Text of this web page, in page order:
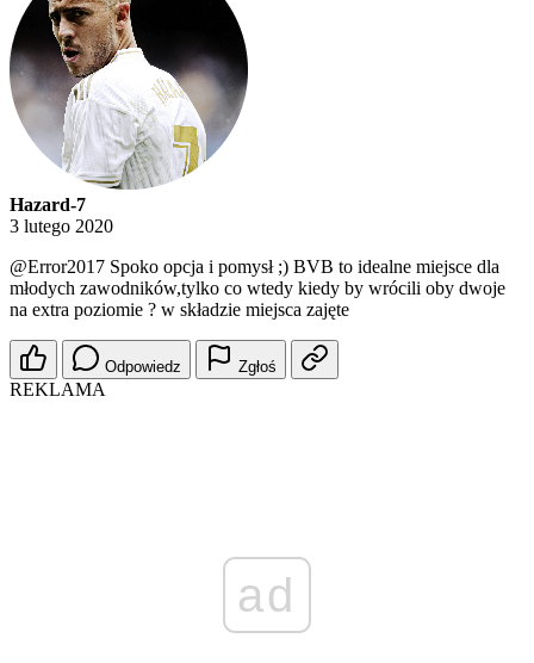
Hazard-7
3 lutego 2020
@Error2017 Spoko opcja i pomysł ;) BVB to idealne miejsce dla
młodych zawodników,tylko co wtedy kiedy by wrócili oby dwoje
na extra poziomie ? w składzie miejsca zajęte
Odpowiedz Zgłoś
REKLAMA
ad